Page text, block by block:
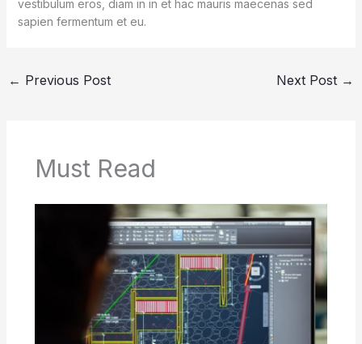
vestibulum eros, diam in in et hac mauris maecenas sed
sapien fermentum et eu.
← Previous Post Next Post →
Must Read